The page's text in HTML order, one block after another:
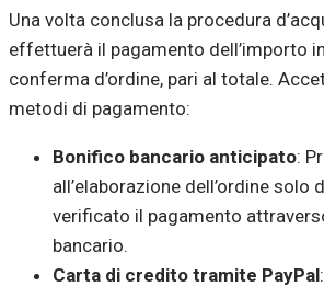
Una volta conclusa la procedura
effettuerà il pagamento dell’importo
conferma d’ordine, pari al totale.
metodi di pagamento:
Bonifico bancario anticipato:
all’elaborazione dell’ordine solo
verificato il pagamento
bancario.
Carta di credito tramite PayPal